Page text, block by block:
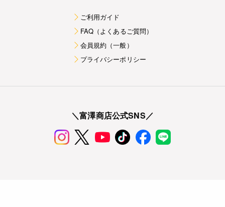
ご利用ガイド
FAQ（よくあるご質問）
会員規約（一般）
プライバシーポリシー
＼富澤商店公式SNS／